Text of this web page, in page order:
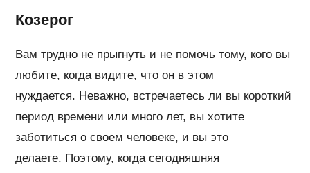
Козерог
Вам трудно не прыгнуть и не помочь тому, кого вы
любите, когда видите, что он в этом
нуждается. Неважно, встречаетесь ли вы короткий
период времени или много лет, вы хотите
заботиться о своем человеке, и вы это
делаете. Поэтому, когда сегодняшняя